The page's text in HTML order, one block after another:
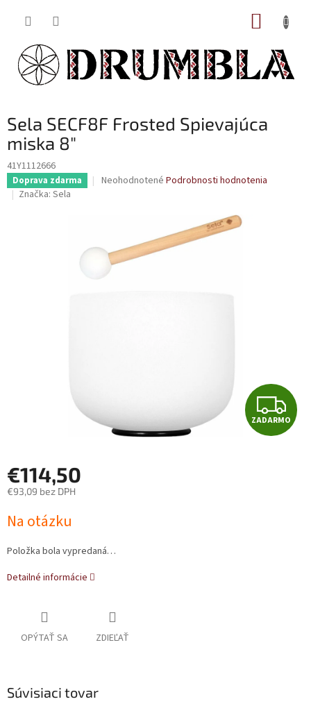
Sela SECF8F Frosted Spievajúca
miska 8"
41Y1112666
Doprava zdarma
Priemerné
z
hviezdičiek.
Neohodnotené Podrobnosti hodnotenia
Značka: Sela
Z
A
ZADARMO
€114,50
€93,09 bez DPH
cena:
Na otázku
Položka bola vypredaná…
Detailné informácie
OPÝTAŤ SA ZDIEĽAŤ
Súvisiaci tovar